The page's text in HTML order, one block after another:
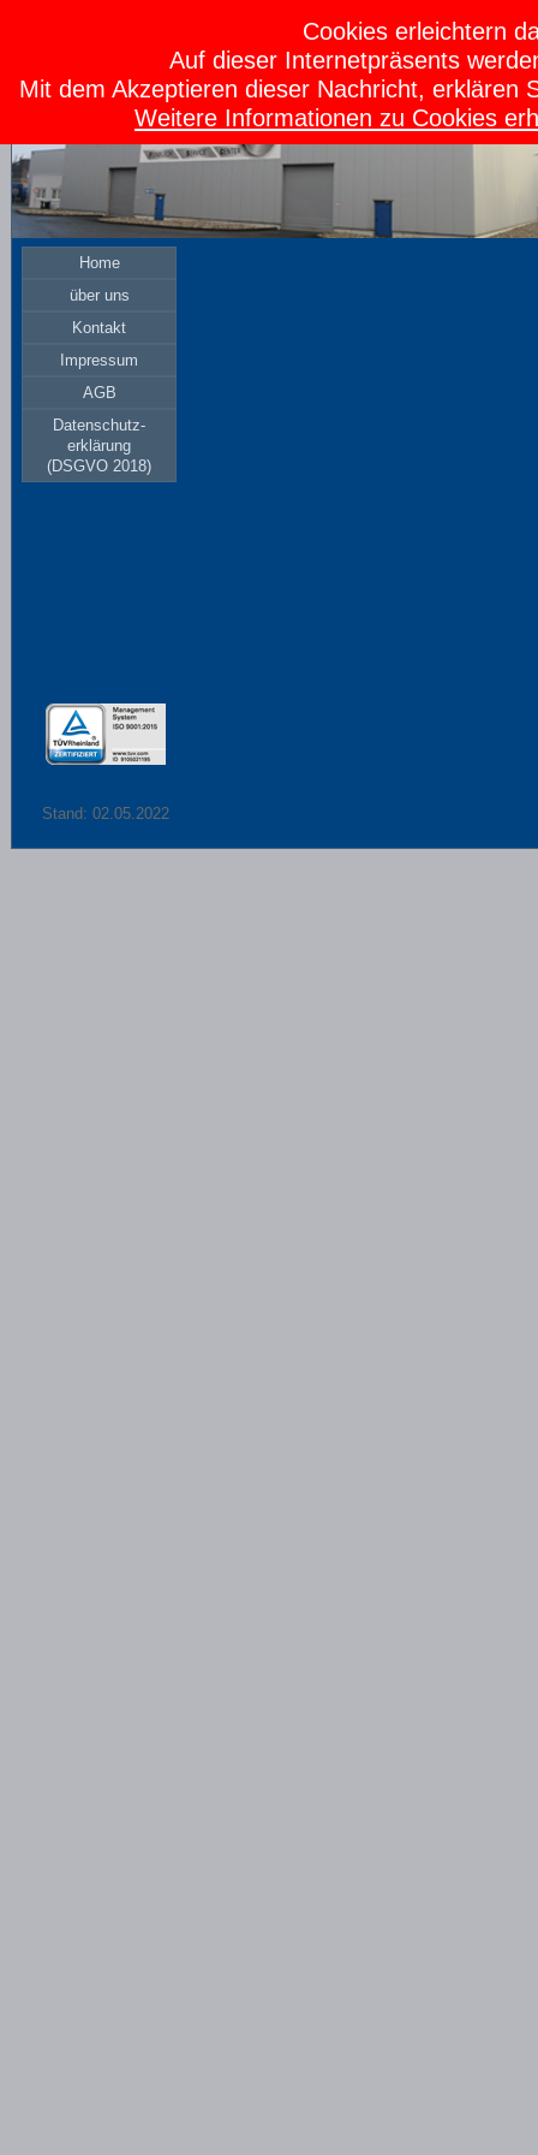
Cookies erleichtern
Auf dieser Internetpräsents
Mit dem Akzeptieren dieser Nachricht, erklären
Weitere Informationen zu Cookies
Home
über uns
Kontakt
Impressum
AGB
Datenschutz-
erklärung
(DSGVO 2018)
Stand: 02.05.2022